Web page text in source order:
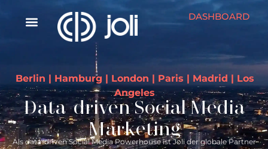
DASHBOARD
Berlin | Hamburg | London | Paris | Madrid | Los
Angeles
Data-driven Social Media
Marketing
Als data-driven Social Media Powerhouse ist Joli der globale Partner